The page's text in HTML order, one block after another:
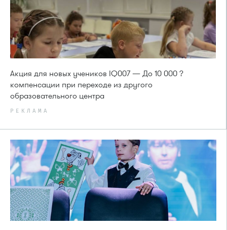
Акция для новых учеников IQ007 — До 10 000 ?
компенсации при переходе из другого
образовательного центра
РЕКЛАМА